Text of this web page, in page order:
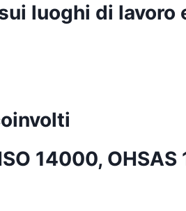
luoghi di lavoro
14000, OHSAS